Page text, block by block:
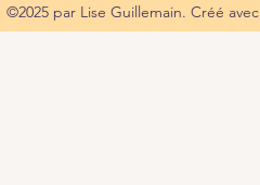
©2025 par Lise Guillemain. Créé avec